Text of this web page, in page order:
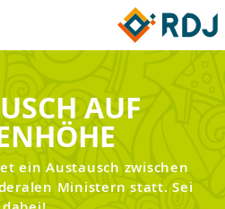
AUF
ein Austausch zwischen
Ministern statt. Sei